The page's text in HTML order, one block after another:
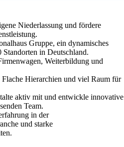
Niederlassung und fördere
Gruppe, ein dynamisches
in Deutschland.
Weiterbildung und
Flache Hierarchien und viel Raum für
aktiv mit und entwickle innovative
Team.
in der
und starke